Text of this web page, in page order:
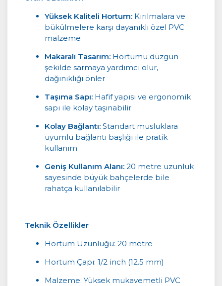
Yüksek Kaliteli Hortum: Kırılmalara ve
bükülmelere karşı dayanıklı özel PVC
malzeme
Makaralı Tasarım: Hortumu düzgün
şekilde sarmaya yardımcı olur,
dağınıklığı önler
Taşıma Sapı: Hafif yapısı ve ergonomik
sapı ile kolay taşınabilir
Kolay Bağlantı: Standart musluklara
uyumlu bağlantı başlığı ile pratik
kullanım
Geniş Kullanım Alanı: 20 metre uzunluk
sayesinde büyük bahçelerde bile
rahatça kullanılabilir
Teknik Özellikler
Hortum Uzunluğu: 20 metre
Hortum Çapı: 1/2 inch (12.5 mm)
Malzeme: Yüksek mukavemetli PVC